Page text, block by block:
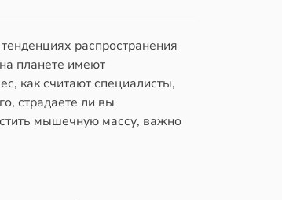
распространения
планете имеют
как считают специалисты,
страдаете ли вы
мышечную массу, важно